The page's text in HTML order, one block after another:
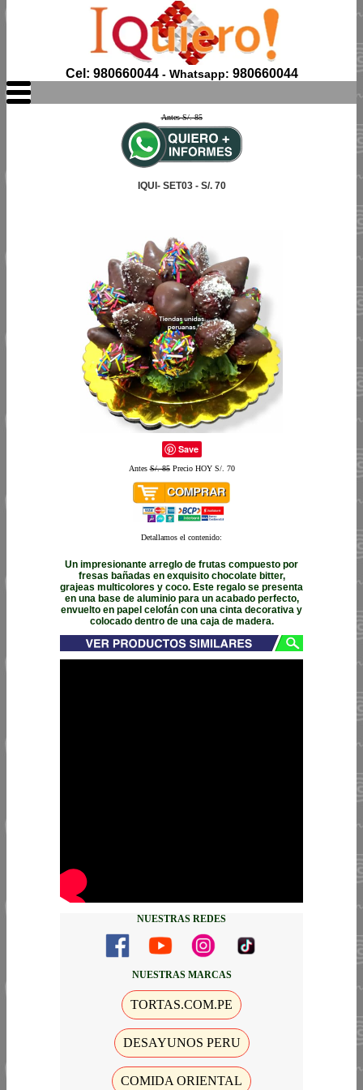
Cel: 980660044- Whatsapp: 980660044
Antes S/. 85
IQUI- SET03 - S/. 70
Save
AntesS/. 85Precio HOY S/. 70
Detallamos el contenido:
Un impresionante arreglo de frutas compuesto por
fresas bañadas en exquisito chocolate bitter,
grajeas multicolores y coco. Este regalo se presenta
en una base de aluminio para un acabado perfecto,
envuelto en papel celofán con una cinta decorativa y
colocado dentro de una caja de madera.
NUESTRAS REDES
NUESTRAS MARCAS
TORTAS.COM.PE
DESAYUNOS PERU
COMIDA ORIENTAL